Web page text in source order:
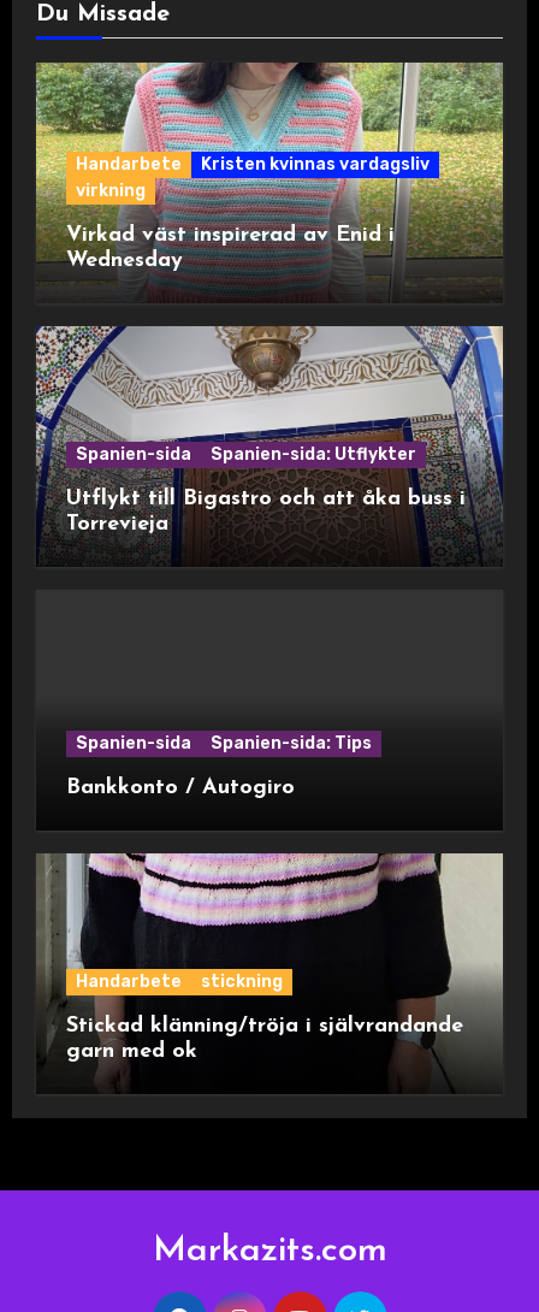
Du Missade
Handarbete
Kristen kvinnas vardagsliv
virkning
Virkad väst inspirerad av Enid i
Wednesday
Spanien-sida Spanien-sida: Utflykter
Utflykt till Bigastro och att åka buss i
Torrevieja
Spanien-sida Spanien-sida: Tips
Bankkonto / Autogiro
Handarbete stickning
Stickad klänning/tröja i självrandande
garn med ok
Markazits.com